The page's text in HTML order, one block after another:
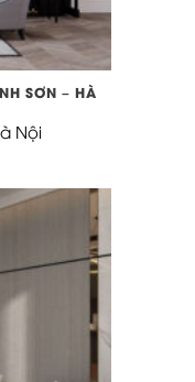
SƠN – HÀ
Nội